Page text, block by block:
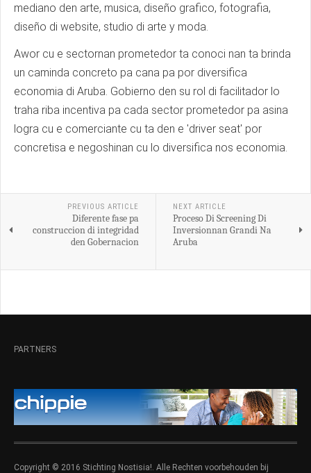
mediano den arte, musica, diseño grafico, fotografia,
diseño di website, studio di arte y moda.
Awor cu e sectornan prometedor ta conoci nan ta brinda
un caminda concreto pa cana pa por diversifica
economia di Aruba. Gobierno den su rol di facilitador lo
traha riba incentiva pa cada sector prometedor pa asina
logra cu e comerciante cu ta den e 'driver seat' por
concretisa e negoshinan cu lo diversifica nos economia.
PREVIOUS ARTICLE
Diferente fase pa
construccion di integridad
den Gobernacion
NEXT ARTICLE
Proceso Di Screening Di
Inversionnan Grandi Na
Aruba
PARTNERS
Copyright © 2016 Stichting Nostisia!. Alle Rechten voorbehouden bij